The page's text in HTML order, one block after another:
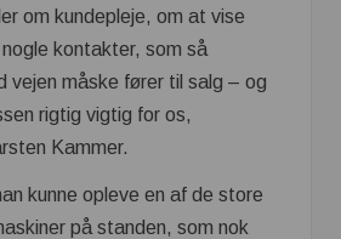
om kundepleje, om at vise
kontakter, som så
vejen måske fører til salg – og
rigtig vigtig for os,
Kammer.
kunne opleve en af de store
på standen, som nok